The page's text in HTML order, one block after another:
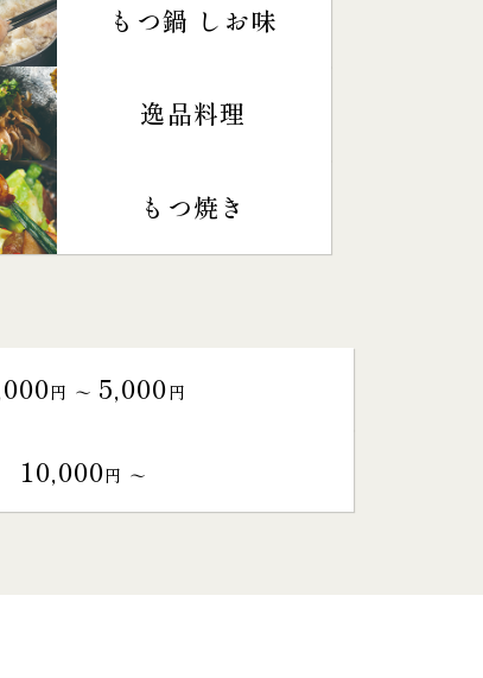
もつ鍋 しお味
逸品料理
もつ焼き
円 〜 5,000円
10,000円 〜